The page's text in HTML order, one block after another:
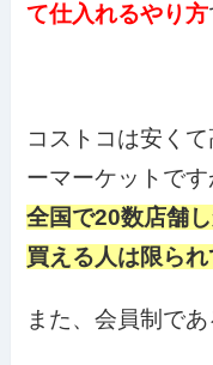
て仕入れるやり方
コストコは安く
ーマーケットです
全国で20数店舗
買える人は限られ
また、会員制で